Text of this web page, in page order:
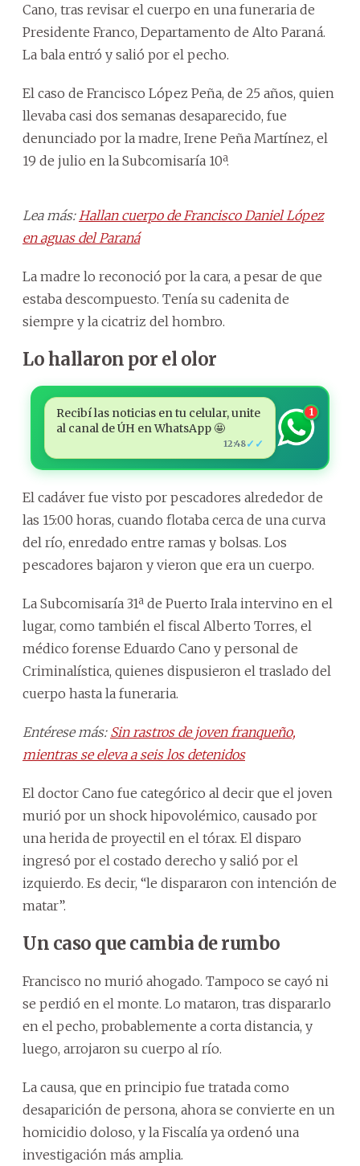
Cano, tras revisar el cuerpo en una funeraria de
Presidente Franco, Departamento de Alto Paraná.
La bala entró y salió por el pecho.
El caso de Francisco López Peña, de 25 años, quien
llevaba casi dos semanas desaparecido, fue
denunciado por la madre, Irene Peña Martínez, el
19 de julio en la Subcomisaría 10ª.
Lea más: Hallan cuerpo de Francisco Daniel López
en aguas del Paraná
La madre lo reconoció por la cara, a pesar de que
estaba descompuesto. Tenía su cadenita de
siempre y la cicatriz del hombro.
Lo hallaron por el olor
Recibí las noticias en tu celular, unite
al canal de ÚH en WhatsApp 🤩
12:48✓✓
1
El cadáver fue visto por pescadores alrededor de
las 15:00 horas, cuando flotaba cerca de una curva
del río, enredado entre ramas y bolsas. Los
pescadores bajaron y vieron que era un cuerpo.
La Subcomisaría 31ª de Puerto Irala intervino en el
lugar, como también el fiscal Alberto Torres, el
médico forense Eduardo Cano y personal de
Criminalística, quienes dispusieron el traslado del
cuerpo hasta la funeraria.
Entérese más: Sin rastros de joven franqueño,
mientras se eleva a seis los detenidos
El doctor Cano fue categórico al decir que el joven
murió por un shock hipovolémico, causado por
una herida de proyectil en el tórax. El disparo
ingresó por el costado derecho y salió por el
izquierdo. Es decir, “le dispararon con intención de
matar”.
Un caso que cambia de rumbo
Francisco no murió ahogado. Tampoco se cayó ni
se perdió en el monte. Lo mataron, tras dispararlo
en el pecho, probablemente a corta distancia, y
luego, arrojaron su cuerpo al río.
La causa, que en principio fue tratada como
desaparición de persona, ahora se convierte en un
homicidio doloso, y la Fiscalía ya ordenó una
investigación más amplia.